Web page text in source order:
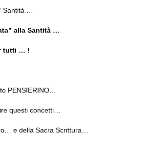
Santità …
alla Santità …
tutti … !
PENSIERINO…
questi concetti…
e della Sacra Scrittura…